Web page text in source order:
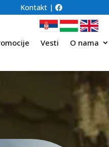
Kontakt|
Vesti O nama